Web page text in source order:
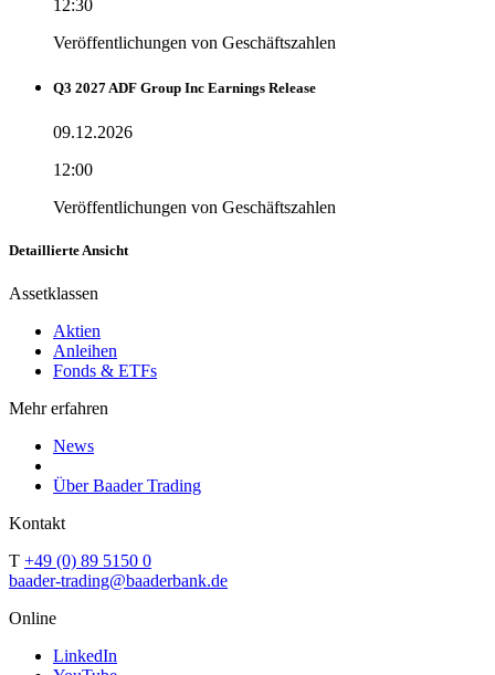
12:30
Veröffentlichungen von Geschäftszahlen
Q3 2027 ADF Group Inc Earnings Release
09.12.2026
12:00
Veröffentlichungen von Geschäftszahlen
Detaillierte Ansicht
Assetklassen
Aktien
Anleihen
Fonds & ETFs
Mehr erfahren
News
Über Baader Trading
Kontakt
T +49 (0) 89 5150 0
baader-trading@baaderbank.de
Online
LinkedIn